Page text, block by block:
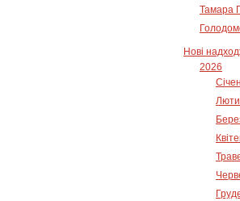
Тамара
Нові
2026